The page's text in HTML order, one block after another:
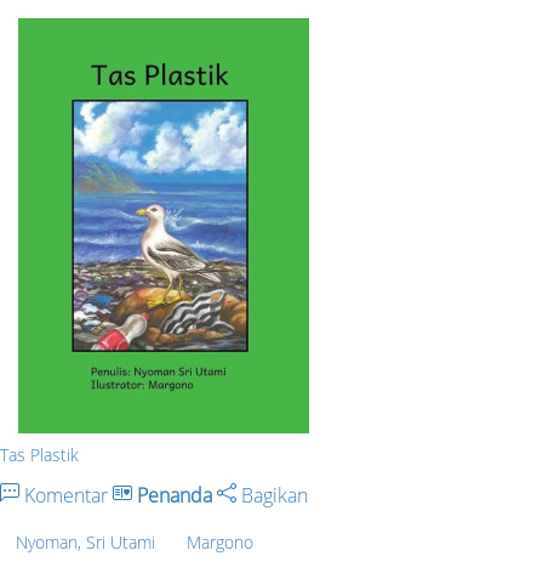
Tas Plastik
Komentar Penanda Bagikan
Nyoman, Sri Utami Margono